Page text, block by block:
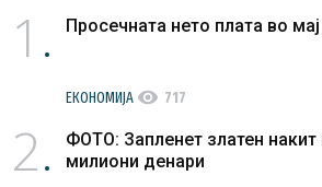
1 Просечната нето плата во
ЕКОНОМИЈА visibility 717
2
ФОТО: Запленет златен накит
милиони денари